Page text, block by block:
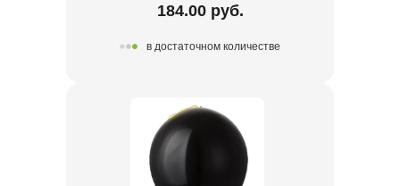
184.00 руб.
в достаточном количестве